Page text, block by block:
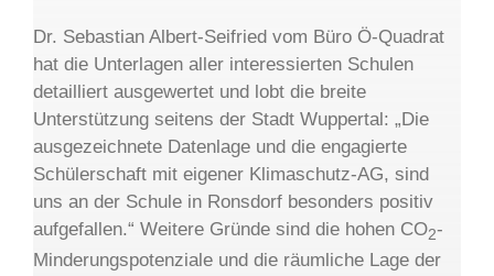
Dr. Sebastian Albert-Seifried vom Büro Ö-Quadrat
hat die Unterlagen aller interessierten Schulen
detailliert ausgewertet und lobt die breite
Unterstützung seitens der Stadt Wuppertal: „Die
ausgezeichnete Datenlage und die engagierte
Schülerschaft mit eigener Klimaschutz-AG, sind
uns an der Schule in Ronsdorf besonders positiv
aufgefallen.“ Weitere Gründe sind die hohen CO2-
Minderungspotenziale und die räumliche Lage der